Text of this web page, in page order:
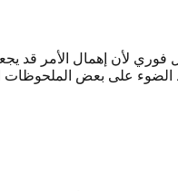
لأن إهمال الأمر قد
الضوء على بعض